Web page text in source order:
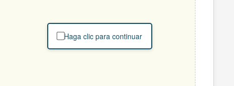
Haga clic para continuar